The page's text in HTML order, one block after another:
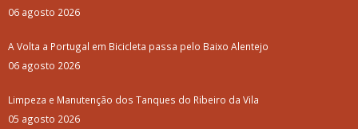
06 agosto 2026
A Volta a Portugal em Bicicleta passa pelo Baixo Alentejo
06 agosto 2026
Limpeza e Manutenção dos Tanques do Ribeiro da Vila
05 agosto 2026